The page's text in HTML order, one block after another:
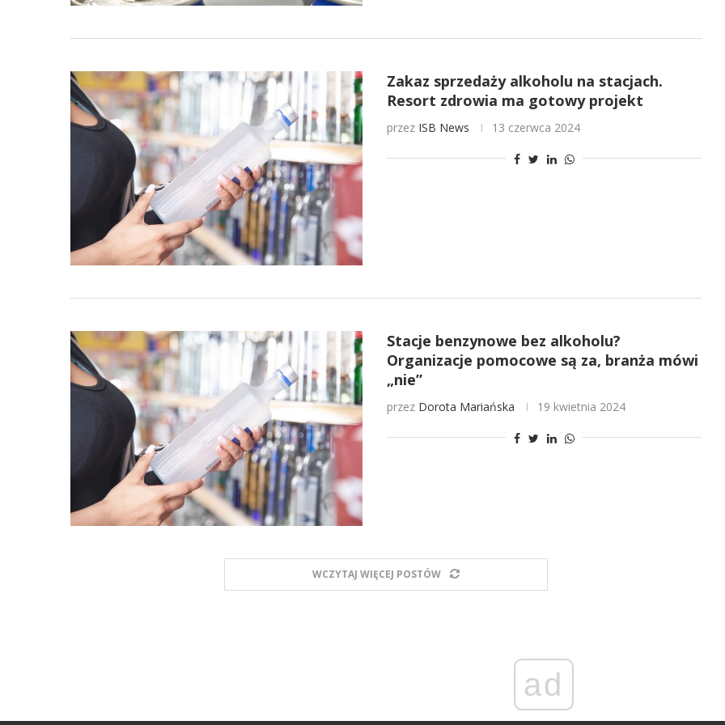
Zakaz sprzedaży alkoholu na stacjach.
Resort zdrowia ma gotowy projekt
przez ISB News 13 czerwca 2024
Stacje benzynowe bez alkoholu?
Organizacje pomocowe są za, branża mówi
„nie”
przez Dorota Mariańska 19 kwietnia 2024
WCZYTAJ WIĘCEJ POSTÓW
ad